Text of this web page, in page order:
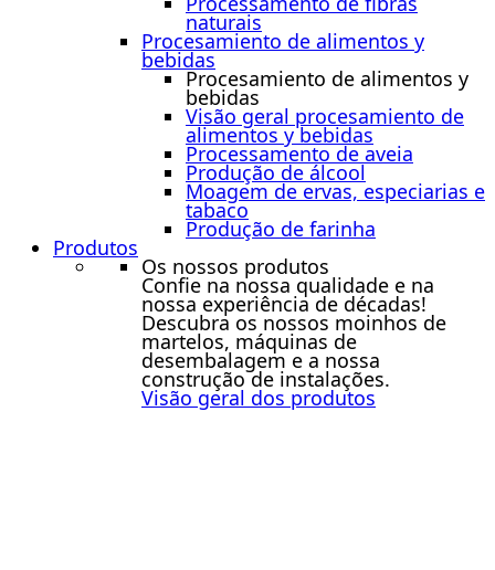
naturais
Procesamiento de alimentos y
bebidas
Procesamiento de alimentos y
bebidas
Visão geral procesamiento de
alimentos y bebidas
Processamento de aveia
Produção de álcool
Moagem de ervas, especiarias e
tabaco
Produção de farinha
Produtos
Os nossos produtos
Confie na nossa qualidade e na
nossa experiência de décadas!
Descubra os nossos moinhos de
martelos, máquinas de
desembalagem e a nossa
construção de instalações.
Visão geral dos produtos